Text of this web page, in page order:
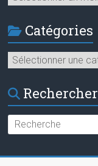
Catégories
Catégories
Rechercher